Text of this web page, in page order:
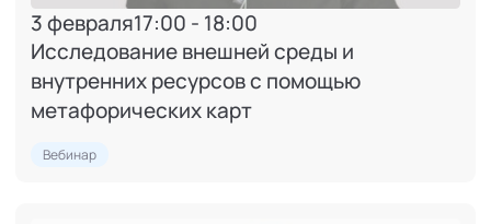
3 февраля17:00 - 18:00
Исследование внешней среды и
внутренних ресурсов с помощью
метафорических карт
Вебинар